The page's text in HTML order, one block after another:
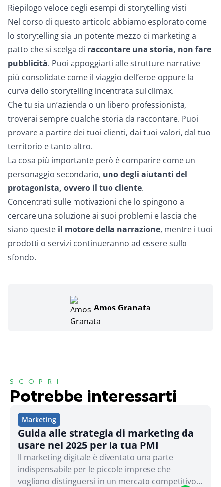
Riepilogo veloce degli esempi di storytelling visti
Nel corso di questo articolo abbiamo esplorato come
lo storytelling sia un potente mezzo di marketing a
patto che si scelga di raccontare una storia, non fare
pubblicità. Puoi appoggiarti alle strutture narrative
più consolidate come il viaggio dell’eroe oppure la
curva dello storytelling incentrata sul climax.
Che tu sia un’azienda o un libero professionista,
troverai sempre qualche storia da raccontare. Puoi
provare a partire dei tuoi clienti, dai tuoi valori, dal tuo
territorio e tanto altro.
La cosa più importante però è comparire come un
personaggio secondario, uno degli aiutanti del
protagonista, ovvero il tuo cliente.
Concentrati sulle motivazioni che lo spingono a
cercare una soluzione ai suoi problemi e lascia che
siano queste il motore della narrazione, mentre i tuoi
prodotti o servizi continueranno ad essere sullo
sfondo.
Amos Granata
SCOPRI
Potrebbe interessarti
Marketing
Guida alle strategia di marketing da
usare nel 2025 per la tua PMI
Il marketing digitale è diventato una parte
indispensabile per le piccole imprese che
vogliono distinguersi in un mercato competitivo.